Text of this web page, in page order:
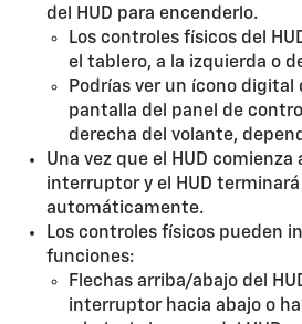
del HUD para encenderlo.
Los controles físicos del
el tablero, a la izquierda o
Podrías ver un ícono digital
pantalla del panel de
derecha del volante,
Una vez que el HUD comienza
interruptor y el HUD
automáticamente.
Los controles físicos pueden
funciones:
Flechas arriba/abajo del
interruptor hacia abajo o